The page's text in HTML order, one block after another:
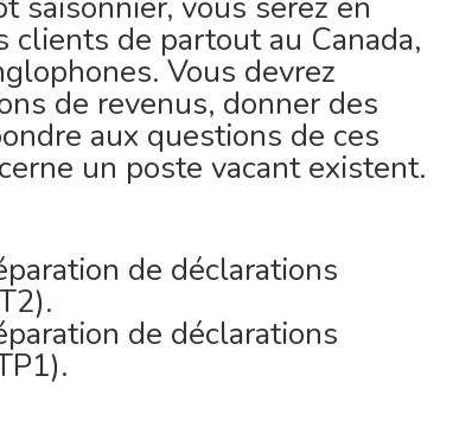
clients de partout au Canada,
Vous devrez
de revenus, donner des
aux questions de ces
un poste vacant existent.
de déclarations
de déclarations